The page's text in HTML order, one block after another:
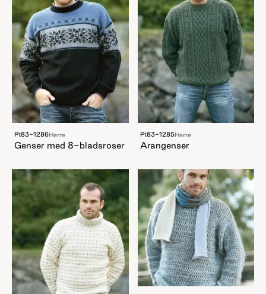
Pt83-1286Herre
Genser med 8-bladsroser
Pt83-1285Herre
Arangenser